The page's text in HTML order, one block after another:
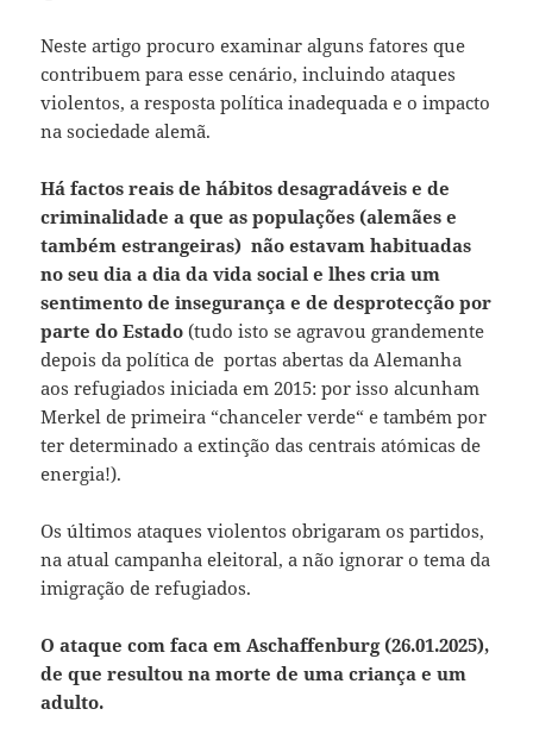
Neste artigo procuro examinar alguns fatores que
contribuem para esse cenário, incluindo ataques
violentos, a resposta política inadequada e o impacto
na sociedade alemã.
Há factos reais de hábitos desagradáveis e de
criminalidade a que as populações (alemães e
também estrangeiras) não estavam habituadas
no seu dia a dia da vida social e lhes cria um
sentimento de insegurança e de desprotecção por
parte do Estado(tudo isto se agravou grandemente
depois da política de portas abertas da Alemanha
aos refugiados iniciada em 2015: por isso alcunham
Merkel de primeira “chanceler verde“ e também por
ter determinado a extinção das centrais atómicas de
energia!).
Os últimos ataques violentos obrigaram os partidos,
na atual campanha eleitoral, a não ignorar o tema da
imigração de refugiados.
O ataque com faca em Aschaffenburg (26.01.2025),
de que resultou na morte de uma criança e um
adulto.